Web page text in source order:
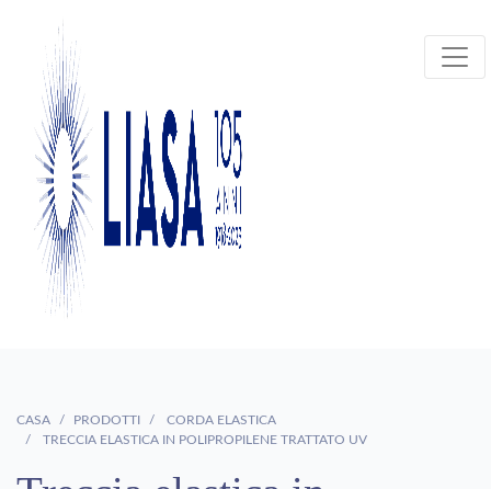
CASA PRODOTTI
CORDA ELASTICA
TRECCIA ELASTICA IN POLIPROPILENE TRATTATO UV